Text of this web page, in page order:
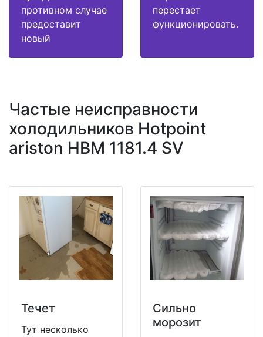
противном случае
предоставит
новый
перестает
функционировать.
Частые неисправности
холодильников Hotpoint
ariston HBM 1181.4 SV
Течет
Тут несколько
Сильно
морозит